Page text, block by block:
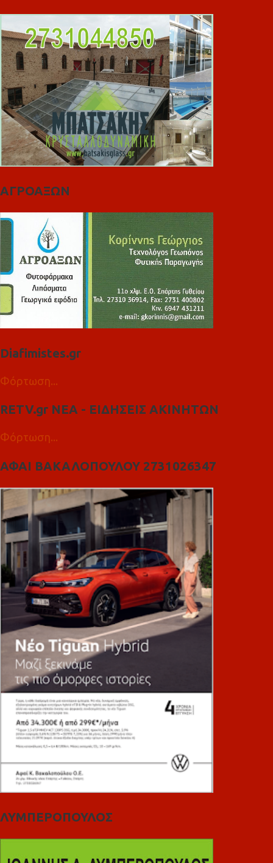
ΑΓΡΟΑΞΩΝ
Diafimistes.gr
Φόρτωση...
RETV.gr ΝΕΑ - ΕΙΔΗΣΕΙΣ ΑΚΙΝΗΤΩΝ
Φόρτωση...
ΑΦΑΙ ΒΑΚΑΛΟΠΟΥΛΟΥ 2731026347
ΛΥΜΠΕΡΟΠΟΥΛΟΣ